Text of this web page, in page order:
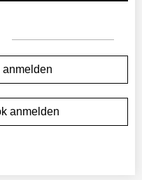
anmelden
anmelden